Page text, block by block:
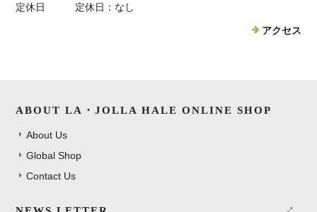
定休日
定休日：なし
アクセス
ABOUT LA・JOLLA HALE ONLINE SHOP
About Us
Global Shop
Contact Us